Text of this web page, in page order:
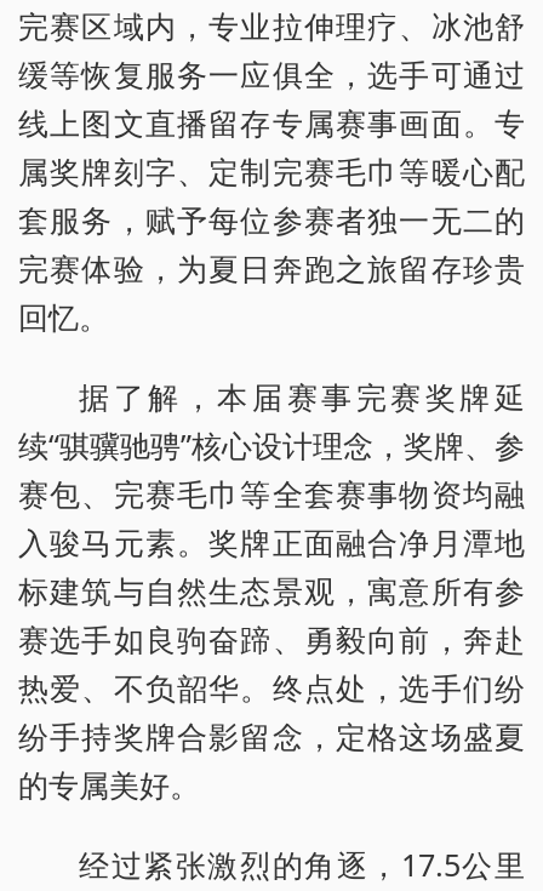
完赛区域内，专业拉伸理疗、冰池舒
缓等恢复服务一应俱全，选手可通过
线上图文直播留存专属赛事画面。专
属奖牌刻字、定制完赛毛巾等暖心配
套服务，赋予每位参赛者独一无二的
完赛体验，为夏日奔跑之旅留存珍贵
回忆。
据了解，本届赛事完赛奖牌延
续“骐骥驰骋”核心设计理念，奖牌、参
赛包、完赛毛巾等全套赛事物资均融
入骏马元素。奖牌正面融合净月潭地
标建筑与自然生态景观，寓意所有参
赛选手如良驹奋蹄、勇毅向前，奔赴
热爱、不负韶华。终点处，选手们纷
纷手持奖牌合影留念，定格这场盛夏
的专属美好。
经过紧张激烈的角逐，17.5公里